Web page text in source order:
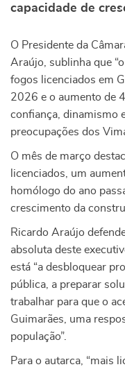
capacidade de
O Presidente da
Araújo, sublinha que
fogos licenciados em
2026 e o aumento de
confiança, dinamismo
preocupações dos
O mês de março
licenciados, um
homólogo do ano
crescimento da
Ricardo Araújo
absoluta deste
está “a desbloquear
pública, a preparar
trabalhar para que o
Guimarães, uma
população”.
Para o autarca, “mais